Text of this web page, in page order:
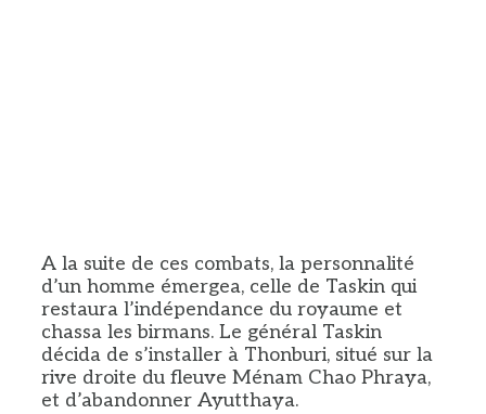
A la suite de ces combats, la personnalité
d’un homme émergea, celle de Taskin qui
restaura l’indépendance du royaume et
chassa les birmans. Le général Taskin
décida de s’installer à Thonburi, situé sur la
rive droite du fleuve Ménam Chao Phraya,
et d’abandonner Ayutthaya.